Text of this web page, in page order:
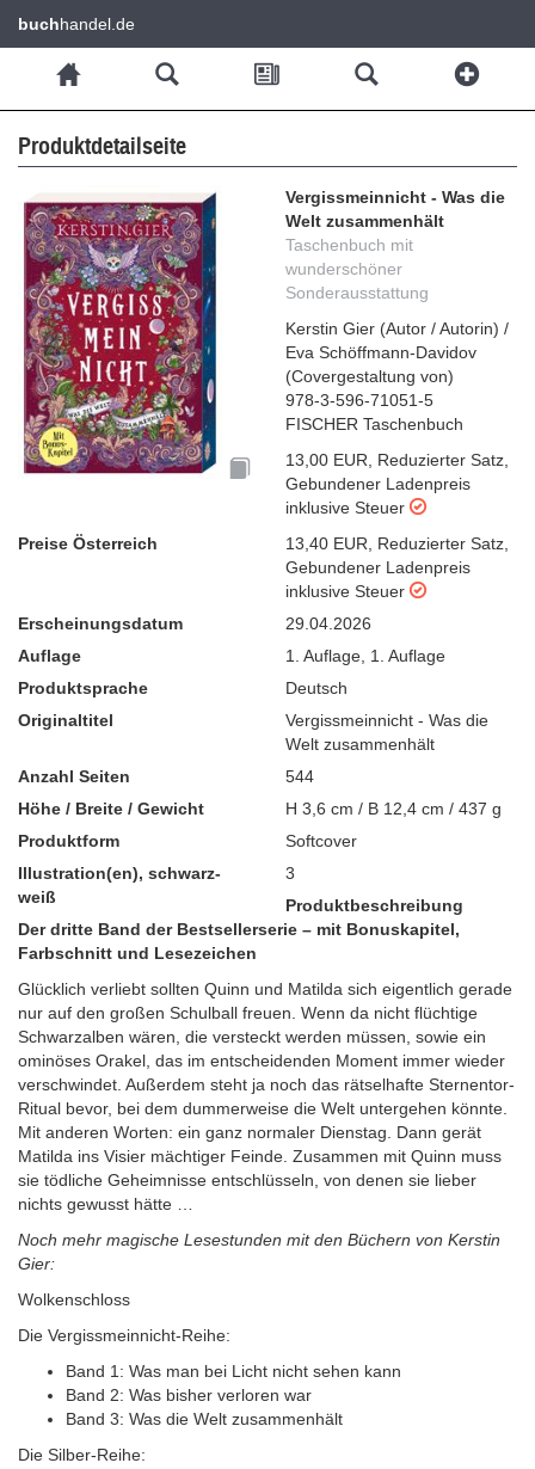
buchhandel.de
Produktdetailseite
Vergissmeinnicht - Was die
Welt zusammenhält
Taschenbuch mit
wunderschöner
Sonderausstattung
Kerstin Gier (Autor / Autorin) /
Eva Schöffmann-Davidov
(Covergestaltung von)
978-3-596-71051-5
FISCHER Taschenbuch
13,00 EUR
Reduzierter Satz
Gebundener Ladenpreis
inklusive Steuer
Preise Österreich
13,40 EUR Reduzierter Satz
Gebundener Ladenpreis
inklusive Steuer
Erscheinungsdatum
29.04.2026
Auflage
1. Auflage 1. Auflage
Produktsprache
Deutsch
Originaltitel
Vergissmeinnicht - Was die
Welt zusammenhält
Anzahl Seiten
544
Höhe / Breite / Gewicht
H 3,6 cm / B 12,4 cm / 437 g
Produktform
Softcover
Illustration(en), schwarz-
weiß
3
Produktbeschreibung
Der dritte Band der Bestsellerserie – mit Bonuskapitel,
Farbschnitt und Lesezeichen
Glücklich verliebt sollten Quinn und Matilda sich eigentlich gerade
nur auf den großen Schulball freuen. Wenn da nicht flüchtige
Schwarzalben wären, die versteckt werden müssen, sowie ein
ominöses Orakel, das im entscheidenden Moment immer wieder
verschwindet. Außerdem steht ja noch das rätselhafte Sternentor-
Ritual bevor, bei dem dummerweise die Welt untergehen könnte.
Mit anderen Worten: ein ganz normaler Dienstag. Dann gerät
Matilda ins Visier mächtiger Feinde. Zusammen mit Quinn muss
sie tödliche Geheimnisse entschlüsseln, von denen sie lieber
nichts gewusst hätte …
Noch mehr magische Lesestunden mit den Büchern von Kerstin
Gier:
Wolkenschloss
Die Vergissmeinnicht-Reihe:
Band 1: Was man bei Licht nicht sehen kann
Band 2: Was bisher verloren war
Band 3: Was die Welt zusammenhält
Die Silber-Reihe: